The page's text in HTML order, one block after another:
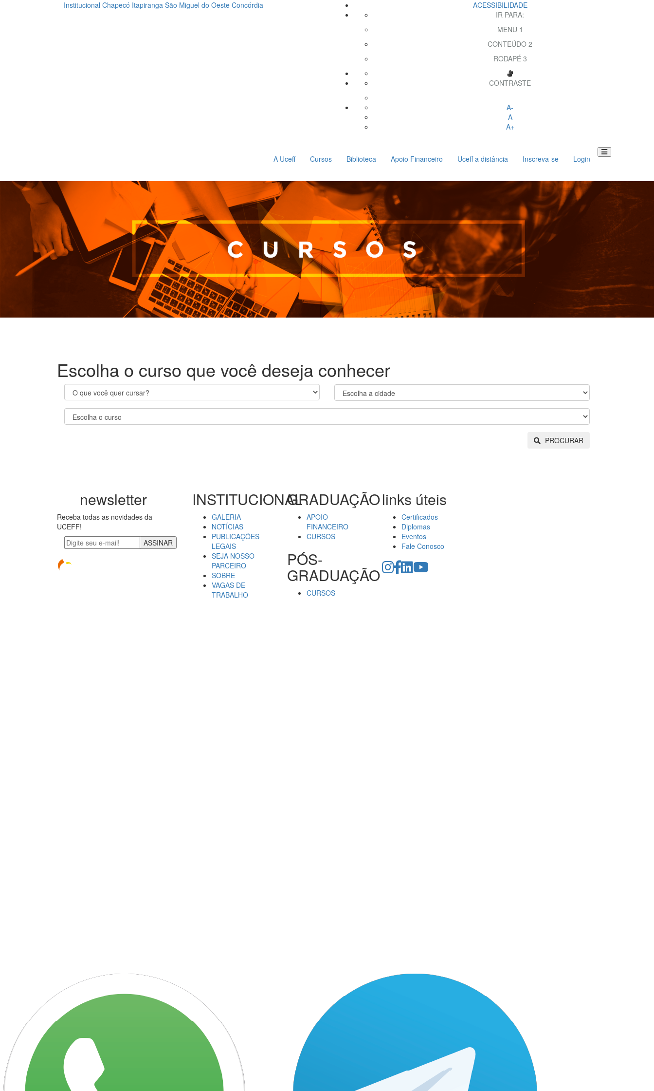
Institucional Chapecó Itapiranga São Miguel do Oeste Concórdia
ACESSIBILIDADE
IR PARA:
MENU 1
CONTEÚDO 2
RODAPÉ 3
CONTRASTE
A-
A
A+
A Uceff
Cursos Biblioteca Apoio Financeiro Uceff a distância Inscreva-se Login
Toggle
Escolha o curso que você deseja conhecer
PROCURAR
newsletter
Receba todas as novidades da
UCEFF!
ASSINAR
INSTITUCIONAL
GALERIA
NOTÍCIAS
PUBLICAÇÕES
LEGAIS
SEJA NOSSO
PARCEIRO
SOBRE
VAGAS DE
TRABALHO
GRADUAÇÃO
APOIO
FINANCEIRO
CURSOS
PÓS-
GRADUAÇÃO
CURSOS
links úteis
Certificados
Diplomas
Eventos
Fale Conosco